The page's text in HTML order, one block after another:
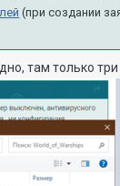
(при создании
там только три